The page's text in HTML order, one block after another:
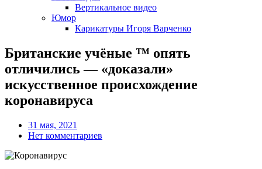
Вертикальное видео
Юмор
Карикатуры Игоря Варченко
Британские учёные ™ опять
отличились — «доказали»
искусственное происхождение
коронавируса
31 мая, 2021
Нет комментариев